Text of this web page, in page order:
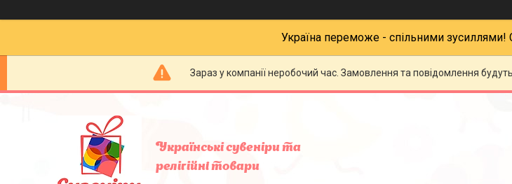
Україна переможе - спільними зусиллями!
Зараз у компанії неробочий час. Замовлення та повідомлення
Українські сувеніри та
релігійнi товари